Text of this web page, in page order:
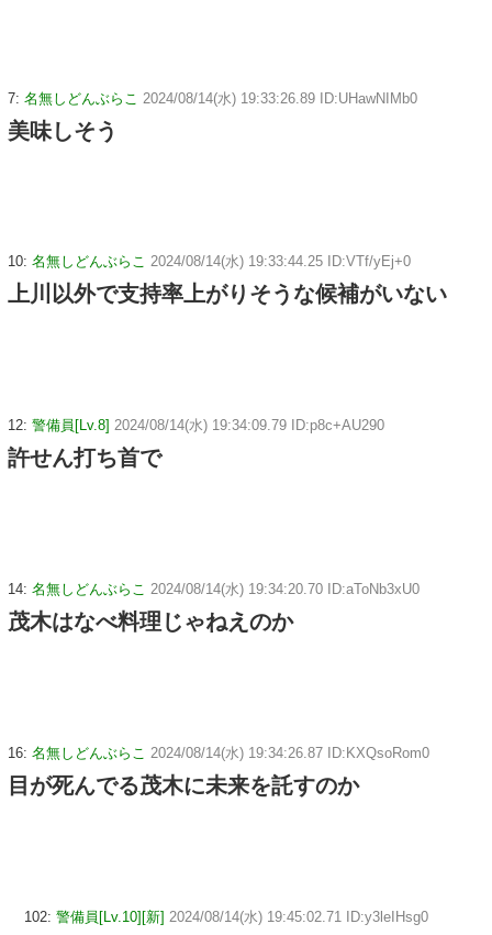
7: 名無しどんぶらこ 2024/08/14(水) 19:33:26.89 ID:UHawNIMb0
美味しそう
10: 名無しどんぶらこ 2024/08/14(水) 19:33:44.25 ID:VTf/yEj+0
上川以外で支持率上がりそうな候補がいない
12: 警備員[Lv.8] 2024/08/14(水) 19:34:09.79 ID:p8c+AU290
許せん打ち首で
14: 名無しどんぶらこ 2024/08/14(水) 19:34:20.70 ID:aToNb3xU0
茂木はなべ料理じゃねえのか
16: 名無しどんぶらこ 2024/08/14(水) 19:34:26.87 ID:KXQsoRom0
目が死んでる茂木に未来を託すのか
102: 警備員[Lv.10][新] 2024/08/14(水) 19:45:02.71 ID:y3leIHsg0